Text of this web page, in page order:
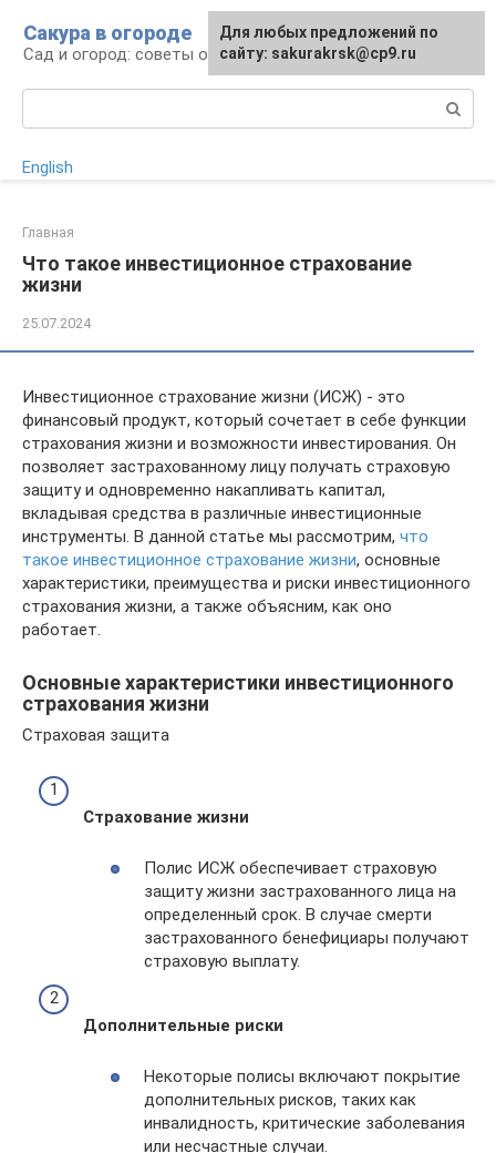
контенту
Сакура в огороде
Сад и огород: советы огородникам
English
Главная
Что такое инвестиционное страхование
жизни
25.07.2024
Инвестиционное страхование жизни (ИСЖ) - это
финансовый продукт, который сочетает в себе функции
страхования жизни и возможности инвестирования. Он
позволяет застрахованному лицу получать страховую
защиту и одновременно накапливать капитал,
вкладывая средства в различные инвестиционные
инструменты. В данной статье мы рассмотрим, что
такое инвестиционное страхование жизни, основные
характеристики, преимущества и риски инвестиционного
страхования жизни, а также объясним, как оно
работает.
Основные характеристики инвестиционного
страхования жизни
Страховая защита
Страхование жизни
Полис ИСЖ обеспечивает страховую
защиту жизни застрахованного лица на
определенный срок. В случае смерти
застрахованного бенефициары получают
страховую выплату.
Дополнительные риски
Некоторые полисы включают покрытие
дополнительных рисков, таких как
инвалидность, критические заболевания
или несчастные случаи.
Для любых предложений по
сайту: sakurakrsk@cp9.ru